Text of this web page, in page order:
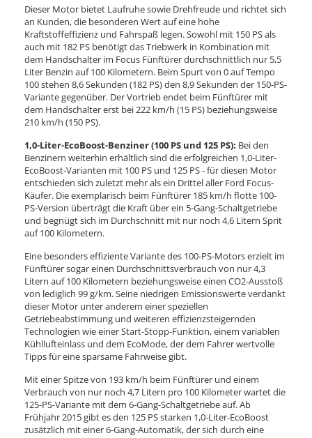
Dieser Motor bietet Laufruhe sowie Drehfreude und richtet sich
an Kunden, die besonderen Wert auf eine hohe
Kraftstoffeffizienz und Fahrspaß legen. Sowohl mit 150 PS als
auch mit 182 PS benötigt das Triebwerk in Kombination mit
dem Handschalter im Focus Fünftürer durchschnittlich nur 5,5
Liter Benzin auf 100 Kilometern. Beim Spurt von 0 auf Tempo
100 stehen 8,6 Sekunden (182 PS) den 8,9 Sekunden der 150-PS-
Variante gegenüber. Der Vortrieb endet beim Fünftürer mit
dem Handschalter erst bei 222 km/h (15 PS) beziehungsweise
210 km/h (150 PS).
1,0-Liter-EcoBoost-Benziner (100 PS und 125 PS): Bei den
Benzinern weiterhin erhältlich sind die erfolgreichen 1,0-Liter-
EcoBoost-Varianten mit 100 PS und 125 PS - für diesen Motor
entschieden sich zuletzt mehr als ein Drittel aller Ford Focus-
Käufer. Die exemplarisch beim Fünftürer 185 km/h flotte 100-
PS-Version überträgt die Kraft über ein 5-Gang-Schaltgetriebe
und begnügt sich im Durchschnitt mit nur noch 4,6 Litern Sprit
auf 100 Kilometern.
Eine besonders effiziente Variante des 100-PS-Motors erzielt im
Fünftürer sogar einen Durchschnittsverbrauch von nur 4,3
Litern auf 100 Kilometern beziehungsweise einen CO2-Ausstoß
von lediglich 99 g/km. Seine niedrigen Emissionswerte verdankt
dieser Motor unter anderem einer speziellen
Getriebeabstimmung und weiteren effizienzsteigernden
Technologien wie einer Start-Stopp-Funktion, einem variablen
Kühllufteinlass und dem EcoMode, der dem Fahrer wertvolle
Tipps für eine sparsame Fahrweise gibt.
Mit einer Spitze von 193 km/h beim Fünftürer und einem
Verbrauch von nur noch 4,7 Litern pro 100 Kilometer wartet die
125-PS-Variante mit dem 6-Gang-Schaltgetriebe auf. Ab
Frühjahr 2015 gibt es den 125 PS starken 1,0-Liter-EcoBoost
zusätzlich mit einer 6-Gang-Automatik, der sich durch eine